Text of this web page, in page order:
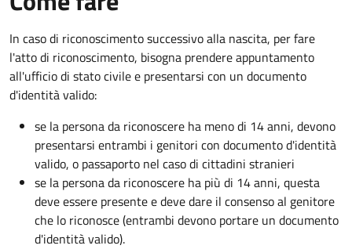
In caso di riconoscimento successivo alla nascita, per fare
l'atto di riconoscimento, bisogna prendere appuntamento
all'ufficio di stato civile e presentarsi con un documento
d'identità valido:
se la persona da riconoscere ha meno di 14 anni, devono
presentarsi entrambi i genitori con documento d'identità
valido, o passaporto nel caso di cittadini stranieri
se la persona da riconoscere ha più di 14 anni, questa
deve essere presente e deve dare il consenso al genitore
che lo riconosce (entrambi devono portare un documento
d'identità valido).